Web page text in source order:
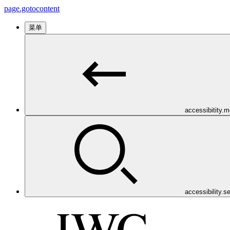
page.gotocontent
菜单